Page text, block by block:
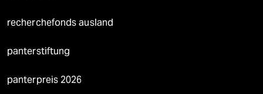
recherchefonds ausland
panterstiftung
panterpreis 2026